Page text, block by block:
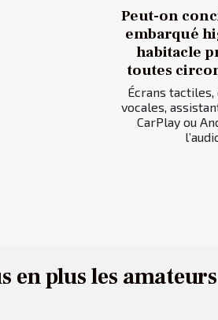
Peut-on
embarqué
habitacle
toutes
Écrans tactiles,
vocales,
CarPlay ou
en plus les